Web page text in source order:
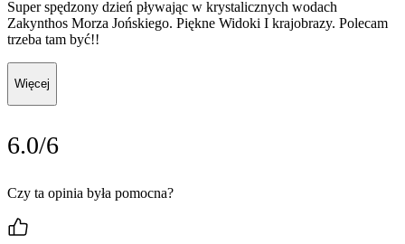
Super spędzony dzień pływając w krystalicznych wodach
Zakynthos Morza Jońskiego. Piękne Widoki I krajobrazy. Polecam
trzeba tam być!!
Więcej
6.0/6
Czy ta opinia była pomocna?